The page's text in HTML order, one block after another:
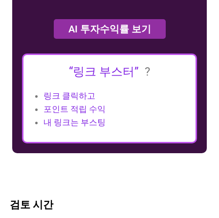
AI 투자수익률 보기
“링크 부스터” ?
링크 클릭하고
포인트 적립 수익
내 링크는 부스팅
검토 시간